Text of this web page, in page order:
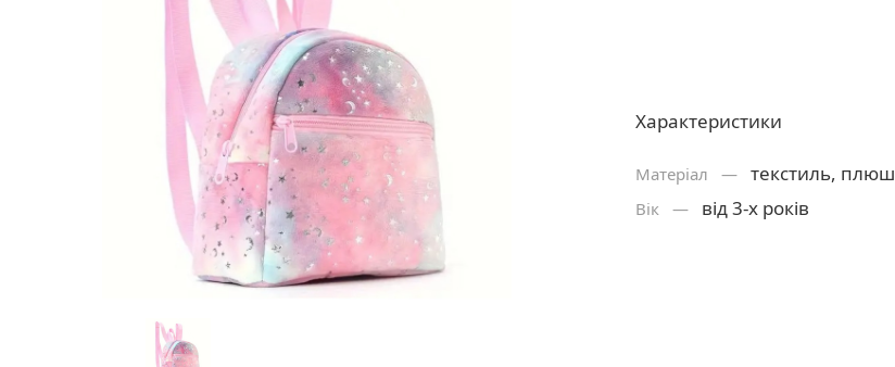
Характеристики
Матерiал —текстиль, плюш
Вік — від 3-х років